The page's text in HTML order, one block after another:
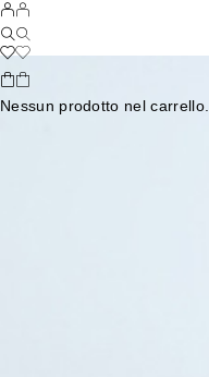
Nessun prodotto nel carrello.